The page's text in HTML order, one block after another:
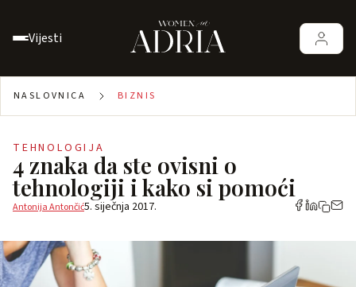
Vijesti
NASLOVNICA BIZNIS
TEHNOLOGIJA
4 znaka da ste ovisni o
tehnologiji i kako si pomoći
Antonija Antončić5. siječnja 2017.